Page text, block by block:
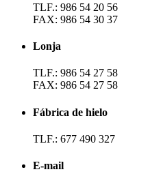
TLF.: 986 54 20 56
FAX: 986 54 30 37
Lonja
TLF.: 986 54 27 58
FAX: 986 54 27 58
Fábrica de hielo
TLF.: 677 490 327
E-mail